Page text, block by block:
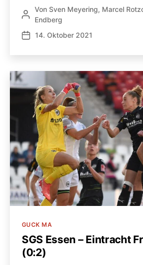
Beitragsautor
Von Sven Meyering, Marcel
Endberg
Veröffentlichungsdatum
14. Oktober 2021
Kategorien
GUCK MA
SGS Essen – Eintracht
(0:2)